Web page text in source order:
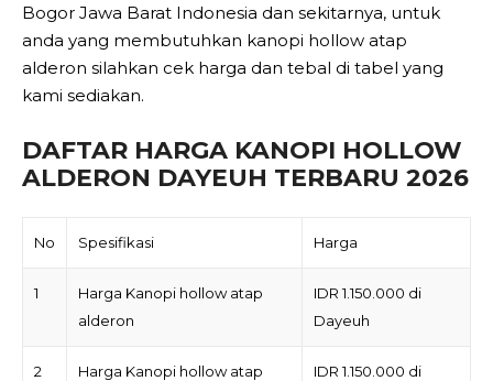
Bogor Jawa Barat Indonesia dan sekitarnya, untuk
anda yang membutuhkan kanopi hollow atap
alderon silahkan cek harga dan tebal di tabel yang
kami sediakan.
DAFTAR HARGA KANOPI HOLLOW
ALDERON DAYEUH TERBARU 2026
No Spesifikasi Harga
1
Harga Kanopi hollow atap
alderon
IDR 1.150.000 di
Dayeuh
2
Harga Kanopi hollow atap
IDR 1.150.000 di